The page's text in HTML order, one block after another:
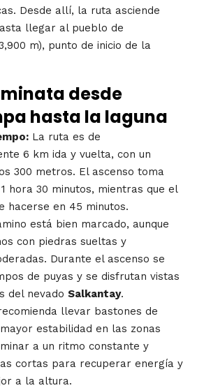
Desde allí, la ruta asciende
llegar al pueblo de
m), punto de inicio de la
desde
hasta la laguna
La ruta es de
6 km ida y vuelta, con un
300 metros. El ascenso toma
hora 30 minutos, mientras que el
hacerse en 45 minutos.
está bien marcado, aunque
con piedras sueltas y
Durante el ascenso se
de puyas y se disfrutan vistas
del nevado Salkantay.
llevar bastones de
estabilidad en las zonas
a un ritmo constante y
cortas para recuperar energía y
a la altura.